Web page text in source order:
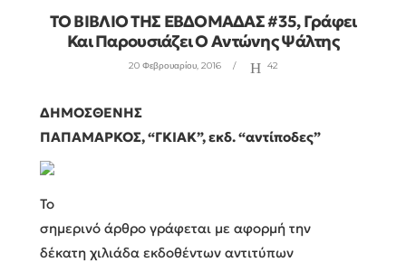
ΤΟ ΒΙΒΛΙΟ ΤΗΣ ΕΒΔΟΜΑΔΑΣ #35, Γράφει
Και Παρουσιάζει O Αντώνης Ψάλτης
20 Φεβρουαρίου, 2016 42
ΔΗΜΟΣΘΕΝΗΣ
ΠΑΠΑΜΑΡΚΟΣ, “ΓΚΙΑΚ”, εκδ. “αντίποδες”
Το
σημερινό άρθρο γράφεται με αφορμή την
δέκατη χιλιάδα εκδοθέντων αντιτύπων